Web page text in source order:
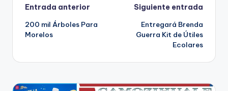
Navegación
de
Entrada anterior
200 mil Árboles Para
Morelos
Siguiente entrada
Entregará Brenda
Guerra Kit de Útiles
Ecolares